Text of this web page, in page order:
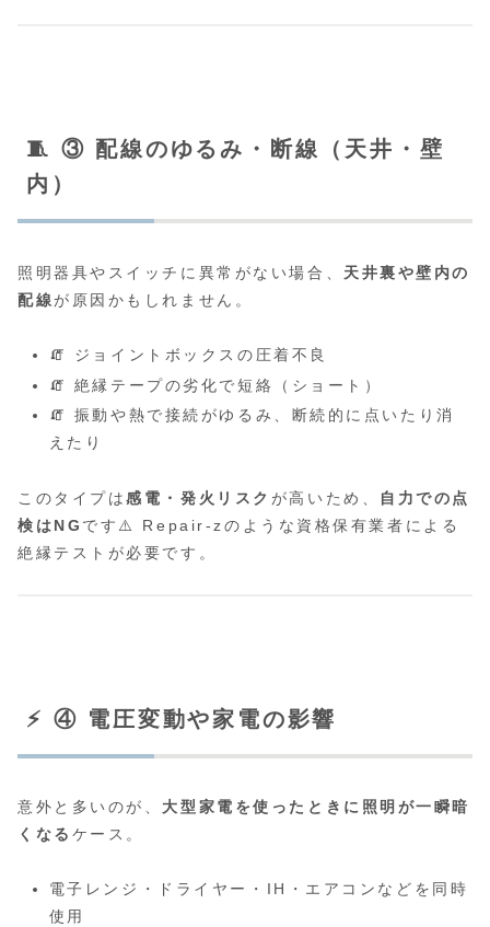
🧵 ③ 配線のゆるみ・断線（天井・壁
内）
照明器具やスイッチに異常がない場合、 天井裏や壁内の
配線 が原因かもしれません。
🧯 ジョイントボックスの圧着不良
🧯 絶縁テープの劣化で短絡（ショート）
🧯 振動や熱で接続がゆるみ、断続的に点いたり消
えたり
このタイプは感電・発火リスク が高いため、
自力での点
検はNG です⚠️ Repair-zのような資格保有業者による
絶縁テストが必要です。
⚡ ④ 電圧変動や家電の影響
意外と多いのが、 大型家電を使ったときに照明が一瞬暗
くなる ケース。
電子レンジ・ドライヤー・IH・エアコンなどを同時
使用